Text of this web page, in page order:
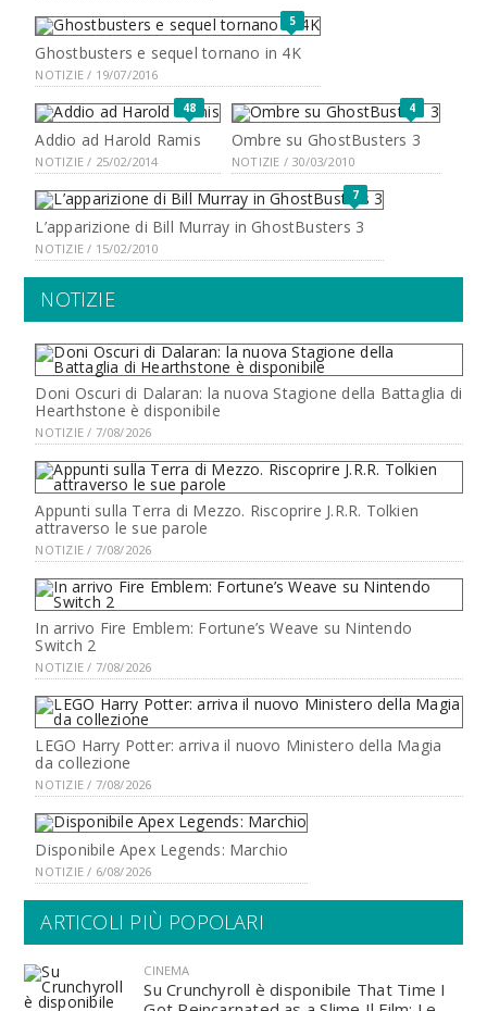
5
Ghostbusters e sequel tornano in 4K
NOTIZIE / 19/07/2016
48
Addio ad Harold Ramis
NOTIZIE / 25/02/2014
4
Ombre su GhostBusters 3
NOTIZIE / 30/03/2010
7
L’apparizione di Bill Murray in GhostBusters 3
NOTIZIE / 15/02/2010
NOTIZIE
Doni Oscuri di Dalaran: la nuova Stagione della Battaglia di
Hearthstone è disponibile
NOTIZIE / 7/08/2026
Appunti sulla Terra di Mezzo. Riscoprire J.R.R. Tolkien
attraverso le sue parole
NOTIZIE / 7/08/2026
In arrivo Fire Emblem: Fortune’s Weave su Nintendo
Switch 2
NOTIZIE / 7/08/2026
LEGO Harry Potter: arriva il nuovo Ministero della Magia
da collezione
NOTIZIE / 7/08/2026
Disponibile Apex Legends: Marchio
NOTIZIE / 6/08/2026
ARTICOLI PIÙ POPOLARI
CINEMA
Su Crunchyroll è disponibile That Time I